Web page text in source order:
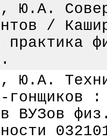
Ю.А.
/
Ю.А.
гонщиков
ВУЗов